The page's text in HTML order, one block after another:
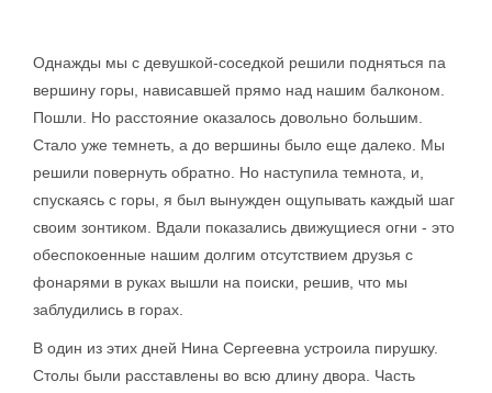
Однажды мы с девушкой-соседкой решили подняться па
вершину горы, нависавшей прямо над нашим балконом.
Пошли. Но расстояние оказалось довольно большим.
Стало уже темнеть, а до вершины было еще далеко. Мы
решили повернуть обратно. Но наступила темнота, и,
спускаясь с горы, я был вынужден ощупывать каждый шаг
своим зонтиком. Вдали показались движущиеся огни - это
обеспокоенные нашим долгим отсутствием друзья с
фонарями в руках вышли на поиски, решив, что мы
заблудились в горах.
В один из этих дней Нина Сергеевна устроила пирушку.
Столы были расставлены во всю длину двора. Часть